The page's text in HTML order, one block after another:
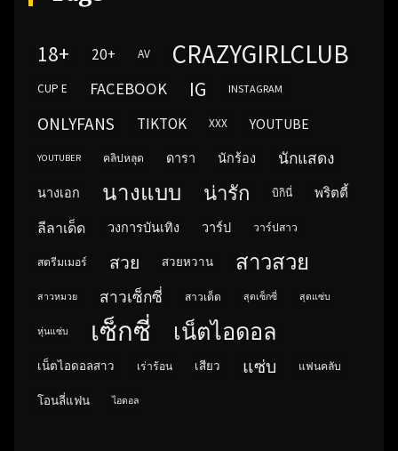
18+ 20+ AV CRAZYGIRLCLUB
CUP E FACEBOOK IG INSTAGRAM
ONLYFANS TIKTOK XXX YOUTUBE
YOUTUBER คลิปหลุด ดารา นักร้อง นักแสดง
นางเอก นางแบบ น่ารัก บิกินี่ พริตตี้
ลีลาเด็ด วงการบันเทิง วาร์ป วาร์ปสาว
สตรีมเมอร์ สวย สวยหวาน สาวสวย
สาวหมวย สาวเซ็กซี่ สาวเด็ด สุดเซ็กซี่ สุดแซ่บ
หุ่นแซ่บ เซ็กซี่ เน็ตไอดอล
เน็ตไอดอลสาว เร่าร้อน เสียว แซ่บ แฟนคลับ
โอนลี่แฟน ไอดอล